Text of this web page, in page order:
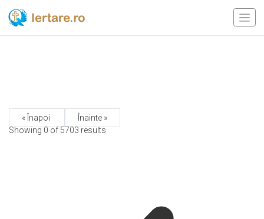
« Înapoi
Înainte »
Showing 0 of5703results